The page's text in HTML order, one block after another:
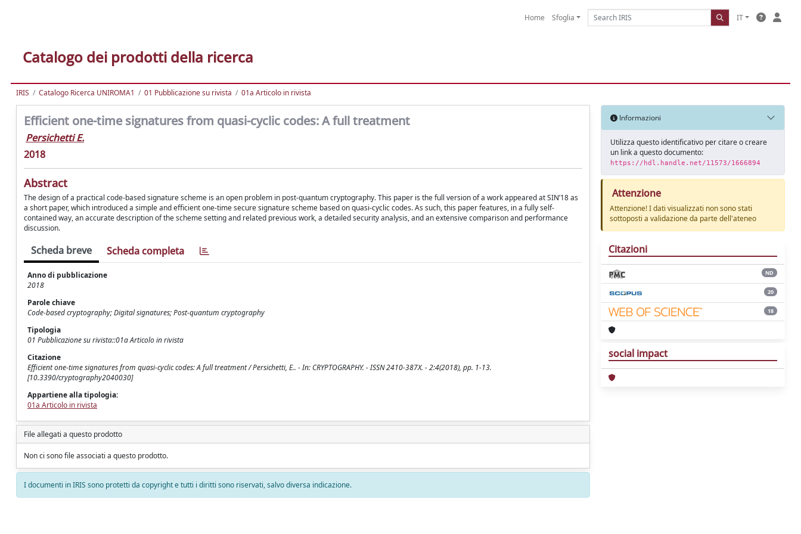
Home Sfoglia IT
Catalogo dei prodotti della ricerca
IRIS Catalogo Ricerca UNIROMA1 01 Pubblicazione su rivista 01a Articolo in rivista
Efficient one-time signatures from quasi-cyclic codes: A full treatment
Persichetti E.
2018
Abstract
The design of a practical code-based signature scheme is an open problem in post-quantum cryptography. This paper is the full version of a work appeared at SIN’18 as
a short paper, which introduced a simple and efficient one-time secure signature scheme based on quasi-cyclic codes. As such, this paper features, in a fully self-
contained way, an accurate description of the scheme setting and related previous work, a detailed security analysis, and an extensive comparison and performance
discussion.
Scheda breve Scheda completa
Anno di pubblicazione
2018
Parole chiave
Code-based cryptography; Digital signatures; Post-quantum cryptography
Tipologia
01 Pubblicazione su rivista::01a Articolo in rivista
Citazione
Efficient one-time signatures from quasi-cyclic codes: A full treatment / Persichetti, E.. - In: CRYPTOGRAPHY. - ISSN 2410-387X. - 2:4(2018), pp. 1-13.
[10.3390/cryptography2040030]
Appartiene alla tipologia:
01a Articolo in rivista
File allegati a questo prodotto
Non ci sono file associati a questo prodotto.
I documenti in IRIS sono protetti da copyright e tutti i diritti sono riservati, salvo diversa indicazione.
Informazioni
Utilizza questo identificativo per citare o creare
un link a questo documento:
https://hdl.handle.net/11573/1666894
Attenzione
Attenzione! I dati visualizzati non sono stati
sottoposti a validazione da parte dell'ateneo
Citazioni
ND
20
18
social impact